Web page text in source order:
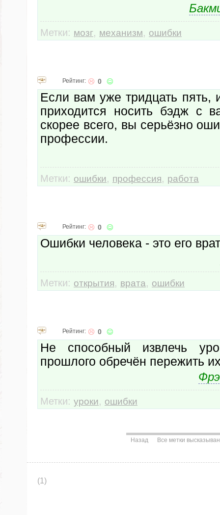
Метки: мозг, механизм, ошибки
Рейтинг: 0
Если вам уже тридцать пять,
приходится носить бэдж с
скорее всего, вы серьёзно
профессии.
Метки: ошибки, профессия, работа
Рейтинг: 0
Ошибки человека - это его
Метки: открытия, врата, ошибки
Рейтинг: 0
Не способный извлечь
прошлого обречён пережить
Метки: уроки, ошибки
Назад Все метки
(1)